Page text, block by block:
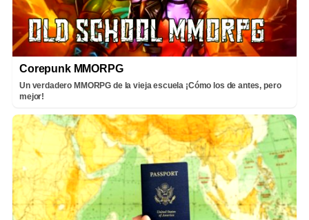
Corepunk MMORPG
Un verdadero MMORPG de la vieja escuela ¡Cómo los de antes, pero
mejor!